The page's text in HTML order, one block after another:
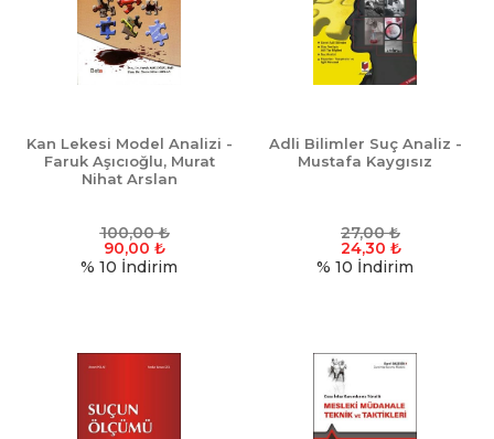
Kan Lekesi Model Analizi -
Faruk Aşıcıoğlu, Murat
Nihat Arslan
100,00₺
90,00 ₺
% 10 İndirim
Adli Bilimler Suç Analiz -
Mustafa Kaygısız
27,00₺
24,30 ₺
% 10 İndirim